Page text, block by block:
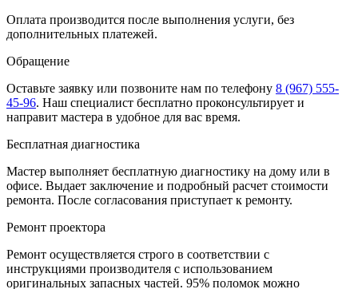
Оплата производится после выполнения услуги, без
дополнительных платежей.
Обращение
Оставьте заявку или позвоните нам по телефону 8 (967) 555-
45-96. Наш специалист бесплатно проконсультирует и
направит мастера в удобное для вас время.
Бесплатная диагностика
Мастер выполняет бесплатную диагностику на дому или в
офисе. Выдает заключение и подробный расчет стоимости
ремонта. После согласования приступает к ремонту.
Ремонт проектора
Ремонт осуществляется строго в соответствии с
инструкциями производителя с использованием
оригинальных запасных частей. 95% поломок можно